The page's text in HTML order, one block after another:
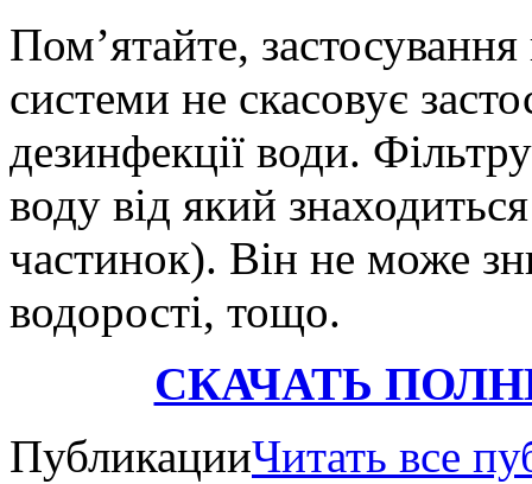
Пом’ятайте,
системи не скасовує
дезинфекції води.
воду від який
частинок). Він не може
водорості, тощо.
СКАЧАТЬ
ПубликацииЧитать все